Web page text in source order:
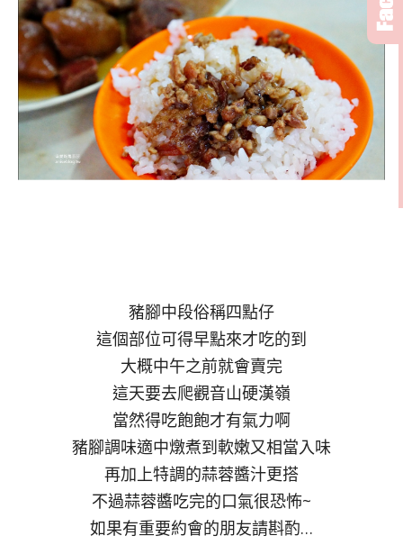
豬腳中段俗稱四點仔
這個部位可得早點來才吃的到
大概中午之前就會賣完
這天要去爬觀音山硬漢嶺
當然得吃飽飽才有氣力啊
豬腳調味適中燉煮到軟嫩又相當入味
再加上特調的蒜蓉醬汁更搭
不過蒜蓉醬吃完的口氣很恐怖~
如果有重要約會的朋友請斟酌…